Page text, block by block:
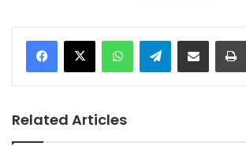
Telegram
Related Articles